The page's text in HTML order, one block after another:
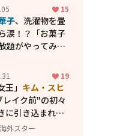
15
子、洗濯物を畳
涙！？「お菓子
題がやってみた
ディファン4台の
も明かす
19
王」 キム・スヒ
レイク前"の初々
に引き込まれ
テギョン
外スター